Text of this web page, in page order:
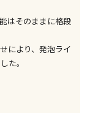
受取となりま
お手数です
ください
ん。
はそのままに格段
により、発泡ライ
た。